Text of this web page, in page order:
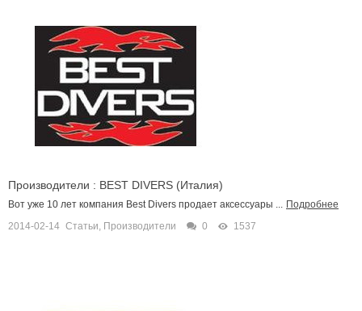
Производители : BEST DIVERS (Италия)
Вот уже 10 лет компания Best Divers продает аксессуары ... Подробнее
2014-02-14 Статьи, Производители 0 1537